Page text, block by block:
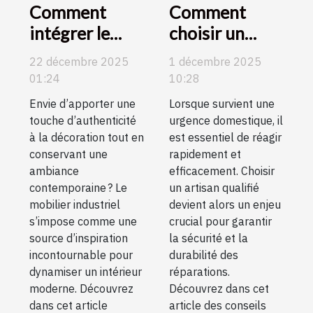
Comment
intégrer le
mobilier
industriel dans
un intérieur
moderne ?
22 décembre 2025
01:24
Envie d’apporter une
touche d’authenticité
à la décoration tout en
conservant une
ambiance
contemporaine ? Le
mobilier industriel
s’impose comme une
source d’inspiration
incontournable pour
dynamiser un intérieur
moderne. Découvrez
dans cet article
Comment
choisir un
artisan qualifié
pour vos
urgences
domestiques ?
1 décembre 2025
10:28
Lorsque survient une
urgence domestique, il
est essentiel de réagir
rapidement et
efficacement. Choisir
un artisan qualifié
devient alors un enjeu
crucial pour garantir
la sécurité et la
durabilité des
réparations.
Découvrez dans cet
article des conseils